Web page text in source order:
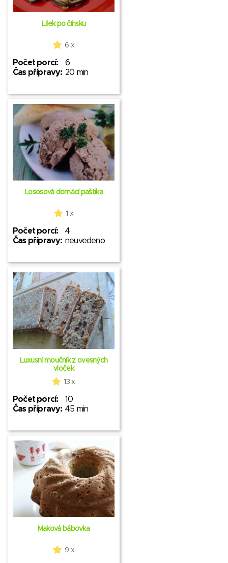
Lilek po čínsku
6 x
Počet porcí:
6
Čas přípravy: 20 min
Lososová domácí paštika
1 x
Počet porcí:
4
Čas přípravy: neuvedeno
Luxusní moučník z ovesných
vloček
13 x
Počet porcí:
10
Čas přípravy: 45 min
Maková bábovka
9 x